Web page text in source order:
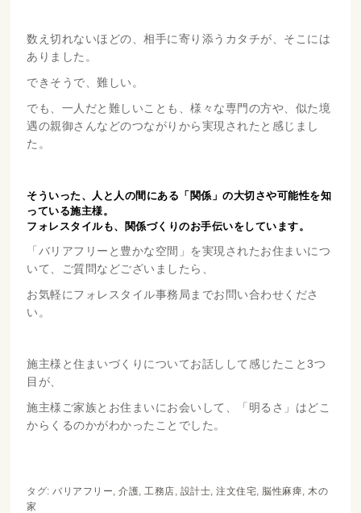
数え切れないほどの、相手に寄り添うカタチが、そこには
ありました。
できそうで、難しい。
でも、一人だと難しいことも、様々な専門の方や、似た境
遇の親御さんなどのつながりから実現されたと感じまし
た。
そういった、人と人の間にある「関係」の大切さや可能性を知
っている施主様。
フォレスタイルも、関係づくりのお手伝いをしています。
「バリアフリーと豊かな空間」を実現されたお住まいにつ
いて、ご質問などございましたら、
お気軽にフォレスタイル事務局までお問い合わせくださ
い。
施主様と住まいづくりについてお話しして感じたこと3つ
目が、
施主様ご家族とお住まいにお会いして、「明るさ」はどこ
からくるのかがわかったことでした。
タグ: バリアフリー ,介護 工務店 設計士 ,注文住宅 脳性麻痺 木の
家